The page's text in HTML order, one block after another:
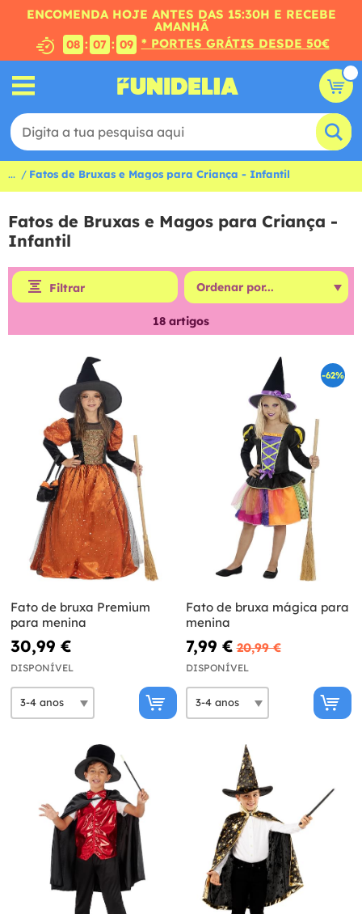
ENCOMENDA HOJE ANTES DAS 15:30H E RECEBE
AMANHÃ
08 : 07 : 08 * PORTES GRÁTIS DESDE 50€
... Fatos de Bruxas e Magos para Criança - Infantil
Fatos de Bruxas e Magos para Criança -
Infantil
Filtrar
18 artigos
Fato de bruxa Premium
para menina
30,99 €
DISPONÍVEL
-62%
Fato de bruxa mágica para
menina
7,99 € 20,99 €
DISPONÍVEL